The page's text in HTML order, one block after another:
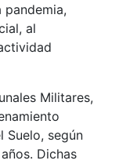
al
Militares,
Suelo, según
Dichas